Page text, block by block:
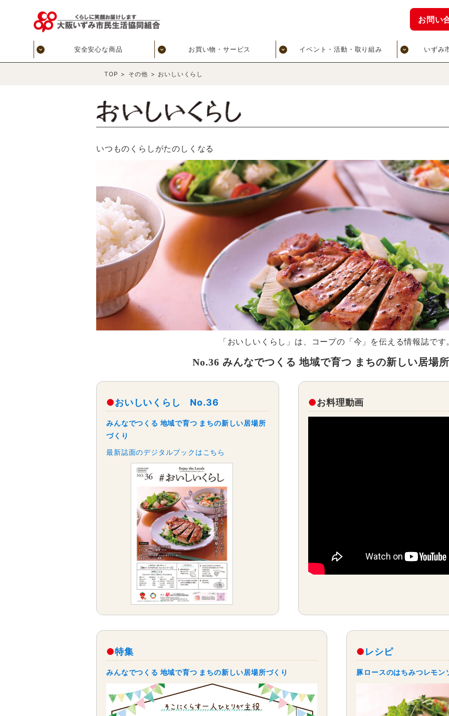
安全安心な商品 お買い物・サービス イベント・活動・取り組み いずみ
お問い
TOP > その他 > おいしいくらし
いつものくらしがたのしくなる
「おいしいくらし」は、コープの「今」を伝える情報誌です
No.36 みんなでつくる 地域で育つ まちの新しい居場
おいしいくらし No.36
みんなでつくる 地域で育つ まちの新しい居場所
づくり
最新誌面のデジタルブックはこちら
お料理動画
特集
みんなでつくる 地域で育つ まちの新しい居場所づくり
レシピ
豚ロースのはちみつレモン